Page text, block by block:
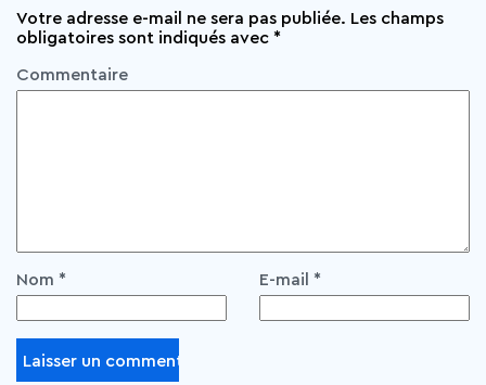
Votre adresse e-mail ne sera pas publiée. Les champs
obligatoires sont indiqués avec *
Commentaire
Nom * E-mail *